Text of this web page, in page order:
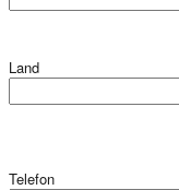
Land
Telefon